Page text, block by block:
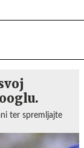
ter spremljajte